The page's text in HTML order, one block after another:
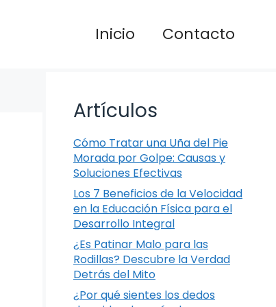
Inicio Contacto
Artículos
Cómo Tratar una Uña del Pie
Morada por Golpe: Causas y
Soluciones Efectivas
Los 7 Beneficios de la Velocidad
en la Educación Física para el
Desarrollo Integral
¿Es Patinar Malo para las
Rodillas? Descubre la Verdad
Detrás del Mito
¿Por qué sientes los dedos